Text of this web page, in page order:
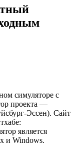
симуляторе с
проекта —
Эссен). Сайт
является
и Windows.